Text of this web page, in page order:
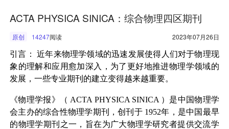
ACTA PHYSICA SINICA：综合物理四区期刊
原创 14247阅读 2023年07月26日
引言：
近年来物理学领域的迅速发展使得人们对于物理现
象的理解和应用愈加深入，为了更好地推进物理学领域的
发展，一些专业期刊的建立变得越来越重要。
《物理学报》（ ACTA PHYSICA SINICA ）是中国物理学
会主办的综合性物理学期刊，创刊于1952年，是中国最早
的物理学期刊之一，旨在为广大物理学研究者提供交流学